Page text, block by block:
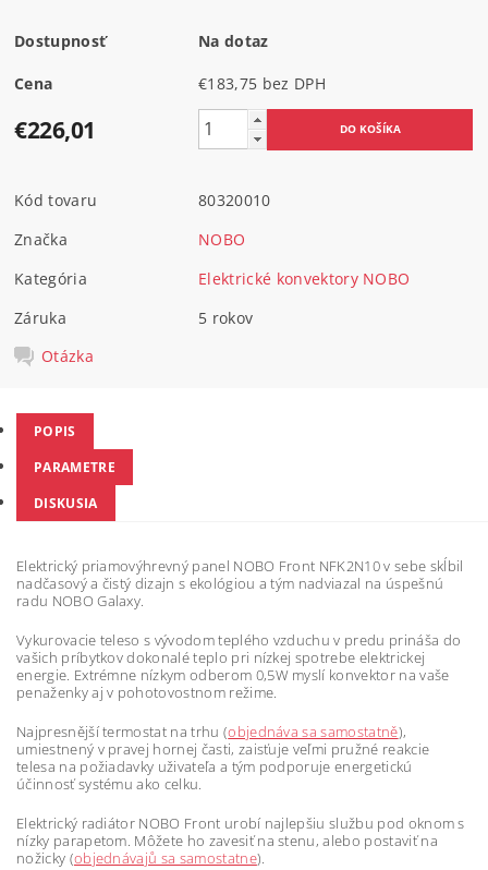
Dostupnosť Na dotaz
Cena €183,75 bez DPH
€226,01
Kód tovaru
80320010
Značka
NOBO
Kategória
Elektrické konvektory NOBO
Záruka
5 rokov
Otázka
POPIS
PARAMETRE
DISKUSIA
Elektrický priamovýhrevný panel NOBO Front NFK2N10 v sebe skĺbil
nadčasový a čistý dizajn s ekológiou a tým nadviazal na úspešnú
radu NOBO Galaxy.
Vykurovacie teleso s vývodom teplého vzduchu v predu prináša do
vašich príbytkov dokonalé teplo pri nízkej spotrebe elektrickej
energie. Extrémne nízkym odberom 0,5W myslí konvektor na vaše
penaženky aj v pohotovostnom režime.
Najpresnější termostat na trhu (objednáva sa samostatně),
umiestnený v pravej hornej časti, zaisťuje veľmi pružné reakcie
telesa na požiadavky uživateľa a tým podporuje energetickú
účinnosť systému ako celku.
Elektrický radiátor NOBO Front urobí najlepšiu službu pod oknom s
nízky parapetom. Môžete ho zavesiť na stenu, alebo postaviť na
nožicky (objednávajů sa samostatne).